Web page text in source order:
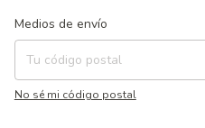
Entregas para el CP:
Medios de envío
No sé mi código postal